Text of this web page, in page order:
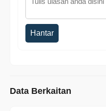
Hantar
Data Berkaitan